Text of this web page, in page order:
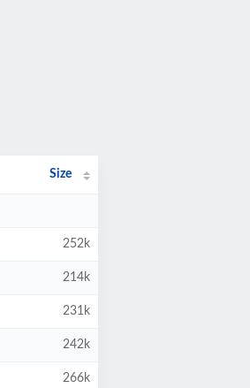
Size
252k
214k
231k
242k
266k